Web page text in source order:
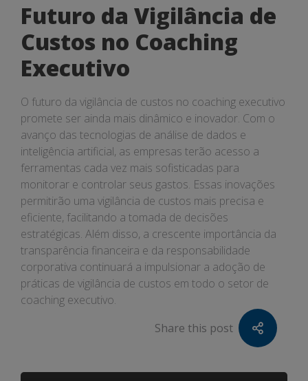
Futuro da Vigilância de
Custos no Coaching
Executivo
O futuro da vigilância de custos no coaching executivo
promete ser ainda mais dinâmico e inovador. Com o
avanço das tecnologias de análise de dados e
inteligência artificial, as empresas terão acesso a
ferramentas cada vez mais sofisticadas para
monitorar e controlar seus gastos. Essas inovações
permitirão uma vigilância de custos mais precisa e
eficiente, facilitando a tomada de decisões
estratégicas. Além disso, a crescente importância da
transparência financeira e da responsabilidade
corporativa continuará a impulsionar a adoção de
práticas de vigilância de custos em todo o setor de
coaching executivo.
Share this post